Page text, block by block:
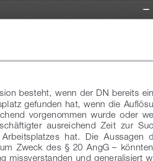
besteht, wenn der DN bereits
gefunden hat, wenn die
vorgenommen  wurde  oder
ausreichend  Zeit  zur
Arbeitsplatzes  hat.  Die  Aussagen
Zweck  des  § 20  AngG –
missverstanden und generalisiert